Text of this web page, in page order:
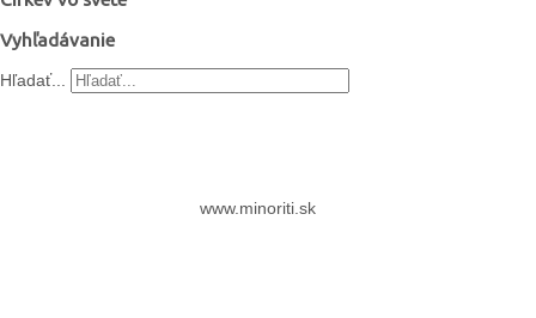
Vyhľadávanie
Hľadať...
www.minoriti.sk